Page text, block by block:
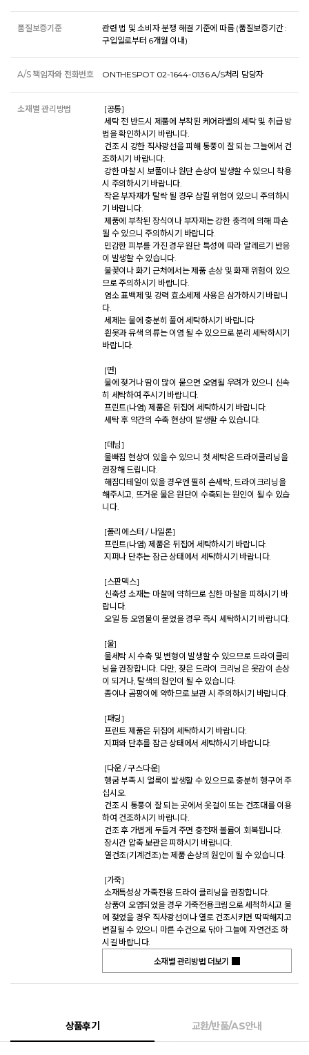
품질보증기준
관련 법 및 소비자 분쟁 해결 기준에 따름 (품질보증기간 :
구입일로부터 6개월 이내)
A/S 책임자와 전화번호 ONTHESPOT 02-1644-0136 A/S처리 담당자
소재별 관리방법
법을 확인하시기 바랍니다.
조하시기 바랍니다.
시 주의하시기 바랍니다.
기 바랍니다.
될 수 있으니 주의하시기 바랍니다.
이 발생할 수 있습니다.
므로 주의하시기 바랍니다.
다.
바랍니다.
히 세탁하여 주시기 바랍니다.
권장해 드립니다.
해주시고, 뜨거운 물은 원단이 수축되는 원인이 될 수 있습
니다.
랍니다.
닝을 권장합니다. 다만, 잦은 드라이 크리닝은 옷감이 손상
이 되거나, 탈색의 원인이 될 수 있습니다.
십시오.
하여 건조하시기 바랍니다.
에 젖었을 경우 직사광선이나 열로 건조시키면 딱딱해지고
변질될 수 있으니 마른 수건으로 닦아 그늘에 자연건조 하
시길 바랍니다.
소재별 관리방법 더보기
상품후기 교환/반품/AS안내